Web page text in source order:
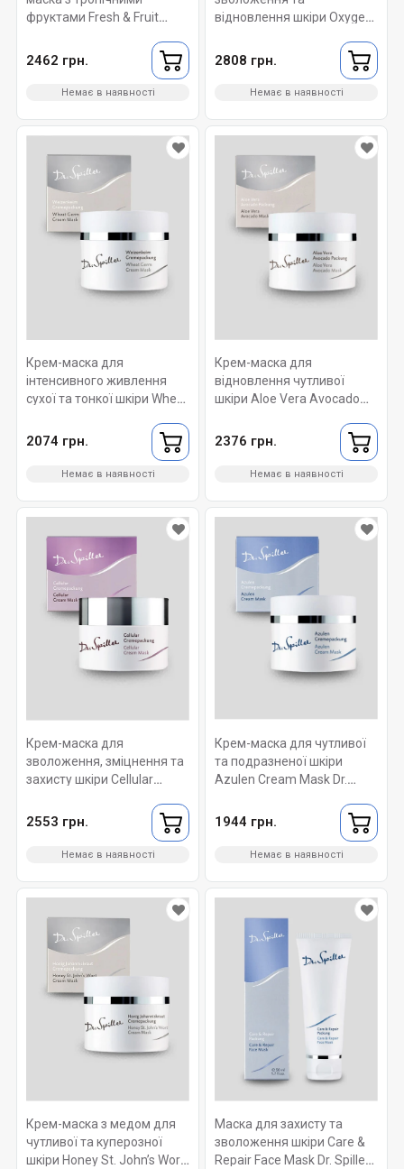
фруктами Fresh & Fruit
50 ml
2462 грн.
Немає в наявності
відновлення шкіри Oxygen
50 ml
2808 грн.
Немає в наявності
Крем-маска для
інтенсивного живлення
сухої та тонкої шкіри Wheat
50 ml
2074 грн.
Немає в наявності
Крем-маска для
відновлення чутливої
шкіри Aloe Vera Avocado
2376 грн.
Немає в наявності
Крем-маска для
зволоження, зміцнення та
захисту шкіри Cellular
2553 грн.
Немає в наявності
Крем-маска для чутливої
та подразненої шкіри
Azulen Cream Mask Dr.
1944 грн.
Немає в наявності
Крем-маска з медом для
чутливої та куперозної
шкіри Honey St. John’s Wort
Маска для захисту та
зволоження шкіри Care &
Repair Face Mask Dr. Spiller